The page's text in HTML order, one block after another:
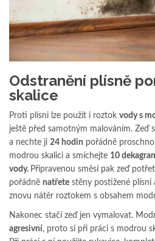
Odstranění plísně
skalice
Proti plísni lze použít i roztok vody s
ještě před samotným malováním. Zeď
a nechte ji 24 hodin pořádně
modrou skalici a smíchejte 10
vody. Připravenou směsí pak zeď
pořádně natřete stěny postižené plísní
znovu nátěr roztokem s obsahem
Nakonec stačí zeď jen vymalovat.
agresivní, proto si při práci s modrou